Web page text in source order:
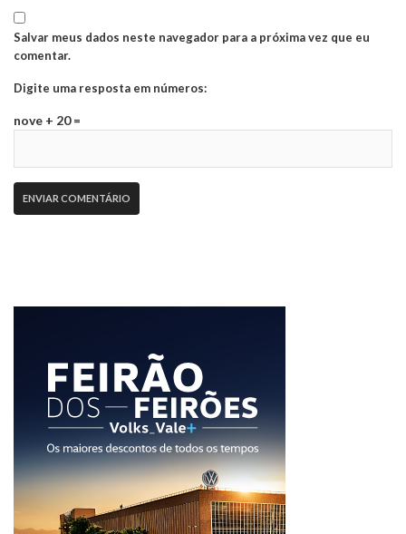
Salvar meus dados neste navegador para a próxima vez que eu
comentar.
Digite uma resposta em números:
nove + 20 =